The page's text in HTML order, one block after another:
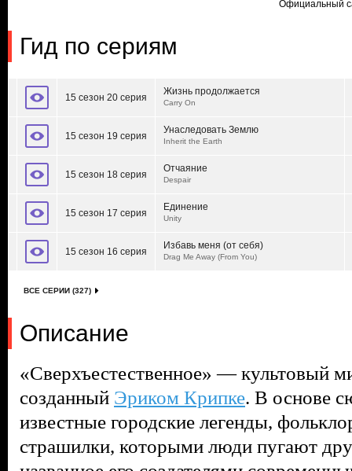
Официальный
Гид по сериям
15 сезон 20 серия
Жизнь продолжается
Carry On
15 сезон 19 серия
Унаследовать Землю
Inherit the Earth
15 сезон 18 серия
Отчаяние
Despair
15 сезон 17 серия
Единение
Unity
15 сезон 16 серия
Избавь меня (от себя)
Drag Me Away (From You)
ВСЕ СЕРИИ (327)
Описание
«Сверхъестественное» — культовый
созданный Эриком Крипке. В основе
известные городские легенды,
страшилки, которыми люди пугают